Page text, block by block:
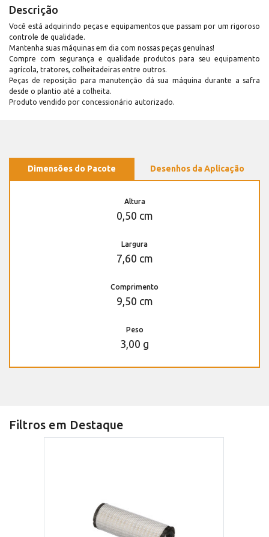
Descrição
Você está adquirindo peças e equipamentos que passam por um rigoroso
controle de qualidade.
Mantenha suas máquinas em dia com nossas peças genuínas!
Compre com segurança e qualidade produtos para seu equipamento
agrícola, tratores, colheitadeiras entre outros.
Peças de reposição para manutenção dá sua máquina durante a safra
desde o plantio até a colheita.
Produto vendido por concessionário autorizado.
Dimensões do Pacote Desenhos da Aplicação
Altura
0,50 cm
Largura
7,60 cm
Comprimento
9,50 cm
Peso
3,00 g
Filtros em Destaque